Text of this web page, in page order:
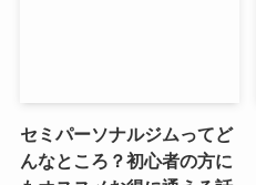
セミパーソナルジムってど
んなところ？初心者の方に